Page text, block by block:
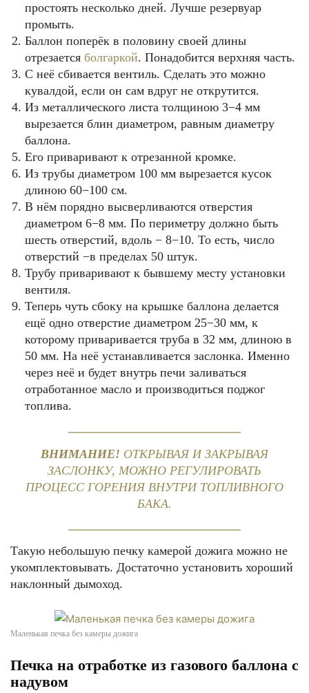
простоять несколько дней. Лучше резервуар
промыть.
Баллон поперёк в половину своей длины
отрезается болгаркой. Понадобится верхняя часть.
С неё сбивается вентиль. Сделать это можно
кувалдой, если он сам вдруг не открутится.
Из металлического листа толщиною 3−4 мм
вырезается блин диаметром, равным диаметру
баллона.
Его приваривают к отрезанной кромке.
Из трубы диаметром 100 мм вырезается кусок
длиною 60−100 см.
В нём порядно высверливаются отверстия
диаметром 6−8 мм. По периметру должно быть
шесть отверстий, вдоль − 8−10. То есть, число
отверстий −в пределах 50 штук.
Трубу приваривают к бывшему месту установки
вентиля.
Теперь чуть сбоку на крышке баллона делается
ещё одно отверстие диаметром 25−30 мм, к
которому приваривается труба в 32 мм, длиною в
50 мм. На неё устанавливается заслонка. Именно
через неё и будет внутрь печи заливаться
отработанное масло и производиться поджог
топлива.
ВНИМАНИЕ! ОТКРЫВАЯ И ЗАКРЫВАЯ
ЗАСЛОНКУ, МОЖНО РЕГУЛИРОВАТЬ
ПРОЦЕСС ГОРЕНИЯ ВНУТРИ ТОПЛИВНОГО
БАКА.
Такую небольшую печку камерой дожига можно не
укомплектовывать. Достаточно установить хороший
наклонный дымоход.
Маленькая печка без камеры дожига
Печка на отработке из газового баллона с
надувом